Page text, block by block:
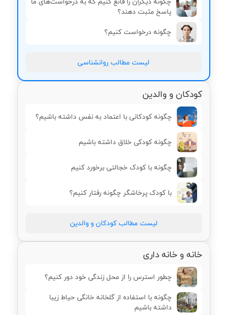
پاسخ مثبت دهند؟
چگونه درخواست کنیم؟
لیست مطالب روانشناسی
کودکان و والدین
چگونه کودکانی با اعتماد به نفس داشته باشیم؟
چگونه کودکی خلاق داشته باشیم
چگونه با کودک خجالتی برخورد کنیم
با کودک پرخاشگر چگونه رفتار کنیم؟
لیست مطالب کودکان و والدین
خانه و خانه داری
چطور استرس را از محل زندگی خود دور کنیم؟
چگونه با استفاده از گلخانه خانگی حیاط زیبا
داشته باشیم